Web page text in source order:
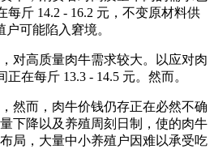
斤 14.2 - 16.2 元，不变原材料供
户可能陷入窘境。
高质量肉牛需求较大。以应对肉
在每斤 13.3 - 14.5 元。然而。
而，肉牛价钱仍存正在必然不确
下降以及养殖周刻日制，使的肉牛
局，大量中小养殖户因难以承受吃